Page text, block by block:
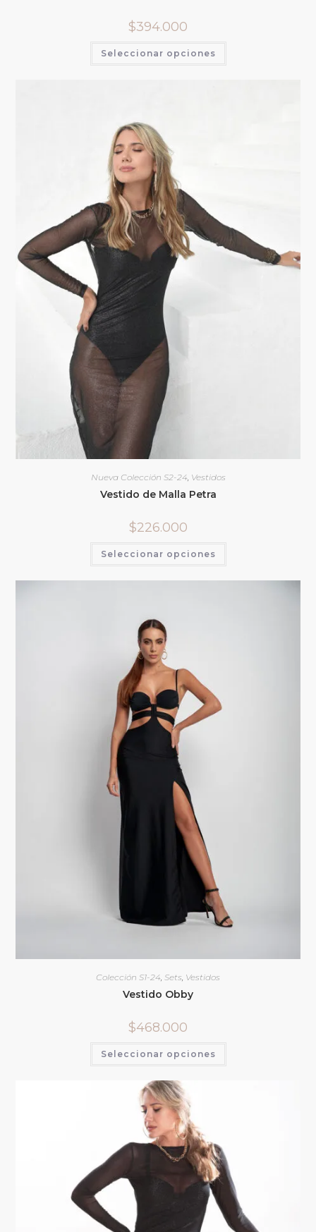
$394.000
Seleccionar opciones
Nueva Colección S2-24, Vestidos
Vestido de Malla Petra
$226.000
Seleccionar opciones
Colección S1-24, Sets, Vestidos
Vestido Obby
$468.000
Seleccionar opciones